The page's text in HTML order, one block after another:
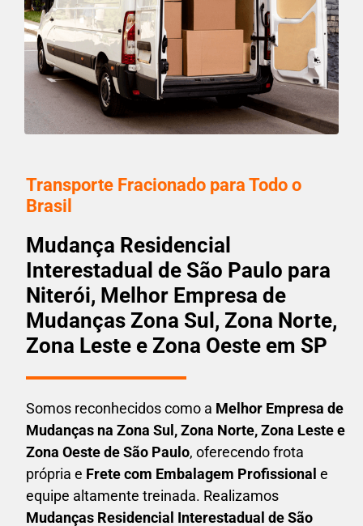
Transporte Fracionado para Todo o
Brasil
Mudança Residencial
Interestadual de São Paulo para
Niterói, Melhor Empresa de
Mudanças Zona Sul, Zona Norte,
Zona Leste e Zona Oeste em SP
Somos reconhecidos como a Melhor Empresa de
Mudanças na Zona Sul, Zona Norte, Zona Leste e
Zona Oeste de São Paulo, oferecendo frota
própria e Frete com Embalagem Profissional e
equipe altamente treinada. Realizamos
Mudanças Residencial Interestadual de São